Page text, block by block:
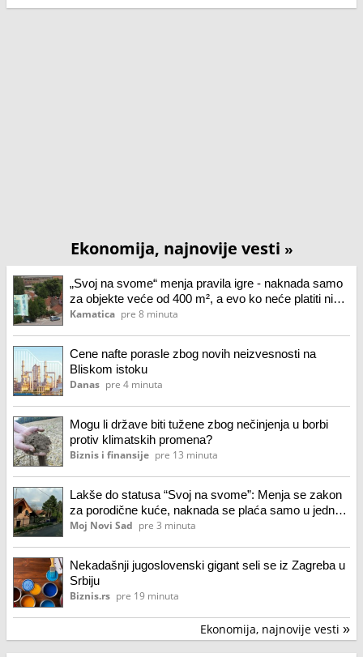
Ekonomija, najnovije vesti »
„Svoj na svome“ menja pravila igre - naknada samo
za objekte veće od 400 m², a evo ko neće platiti ni
dinara
Kamatica pre 8 minuta
Cene nafte porasle zbog novih neizvesnosti na
Bliskom istoku
Danas pre 4 minuta
Mogu li države biti tužene zbog nečinjenja u borbi
protiv klimatskih promena?
Biznis i finansije pre 13 minuta
Lakše do statusa “Svoj na svome”: Menja se zakon
za porodične kuće, naknada se plaća samo u jednoj
situaciji
Moj Novi Sad pre 3 minuta
Nekadašnji jugoslovenski gigant seli se iz Zagreba u
Srbiju
Biznis.rs pre 19 minuta
Ekonomija, najnovije vesti »